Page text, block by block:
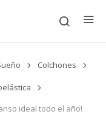
Colchones
ideal todo el año!